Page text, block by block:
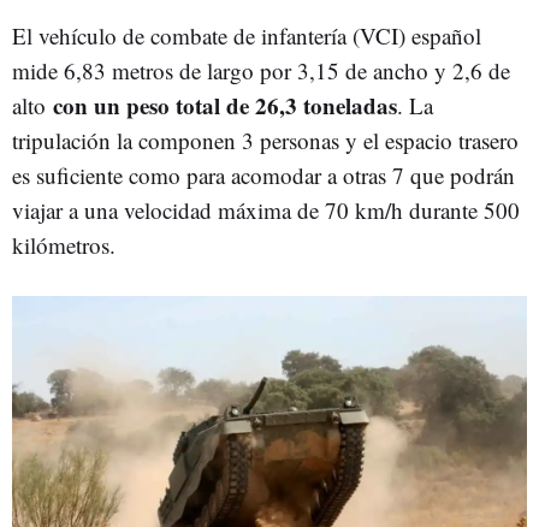
El vehículo de combate de infantería (VCI) español
mide 6,83 metros de largo por 3,15 de ancho y 2,6 de
alto con un peso total de 26,3 toneladas. La
tripulación la componen 3 personas y el espacio trasero
es suficiente como para acomodar a otras 7 que podrán
viajar a una velocidad máxima de 70 km/h durante 500
kilómetros.